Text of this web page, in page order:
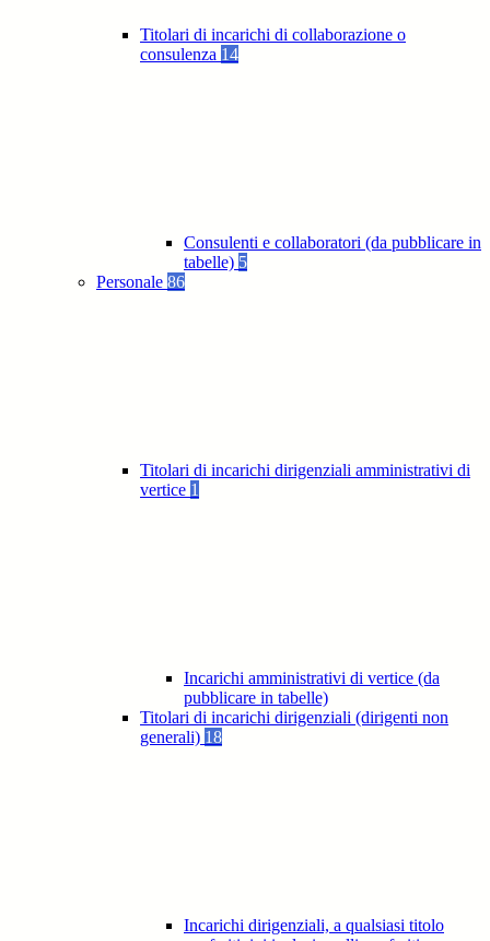
Titolari di incarichi di collaborazione o
consulenza 14
Consulenti e collaboratori (da pubblicare in
tabelle) 5
Personale 86
Titolari di incarichi dirigenziali amministrativi di
vertice 1
Incarichi amministrativi di vertice (da
pubblicare in tabelle)
Titolari di incarichi dirigenziali (dirigenti non
generali) 18
Incarichi dirigenziali, a qualsiasi titolo